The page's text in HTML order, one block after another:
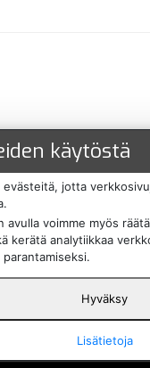
käytöstä
evästeitä, jotta
avulla voimme myös
kerätä analytiikkaa
parantamiseksi.
Hyväksy
Lisätietoja